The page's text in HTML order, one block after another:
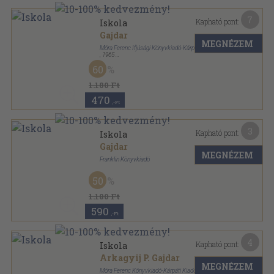
Iskola
Gajdar
Móra Ferenc Ifjúsági Könyvkiadó-Kárpáti Kiadó
1965
Félvászon
1.180 Ft
60
470 ,-Ft
Kapható pont:
MEGNÉZEM
Iskola
Gajdar
Franklin Könyvkiadó
Félvászon
1.180 Ft
50
590 ,-Ft
Kapható pont:
MEGNÉZEM
Iskola
Arkagyij P. Gajdar
Móra Ferenc Könyvkiadó-Kárpáti Kiadó
Kapható pont:
MEGNÉZEM